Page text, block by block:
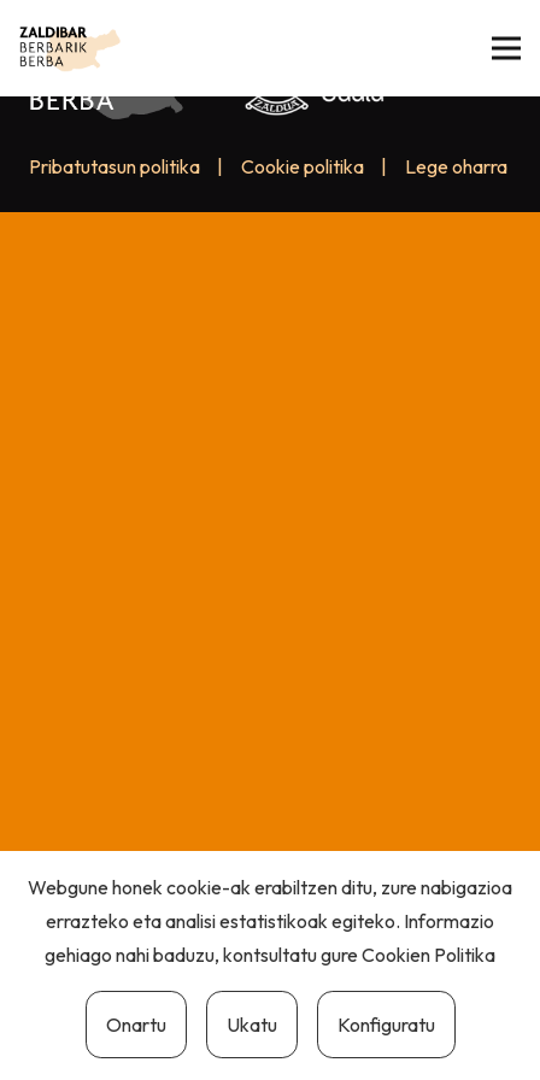
Pribatutasun politika Cookie politika Lege oharra
Webgune honek cookie-ak erabiltzen ditu, zure nabigazioa
errazteko eta analisi estatistikoak egiteko. Informazio
gehiago nahi baduzu, kontsultatu gureCookien Politika
Onartu Ukatu Konfiguratu